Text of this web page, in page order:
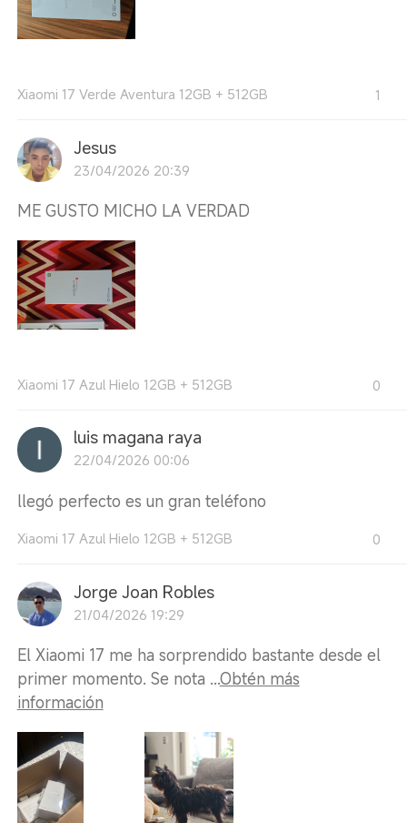
Xiaomi 17 Verde Aventura 12GB + 512GB 1
Jesus
23/04/2026 20:39
ME GUSTO MICHO LA VERDAD
Xiaomi 17 Azul Hielo 12GB + 512GB 0
luis magana raya
22/04/2026 00:06
llegó perfecto es un gran teléfono
Xiaomi 17 Azul Hielo 12GB + 512GB 0
Jorge Joan Robles
21/04/2026 19:29
El Xiaomi 17 me ha sorprendido bastante desde el
primer momento. Se nota ...Obtén más
información